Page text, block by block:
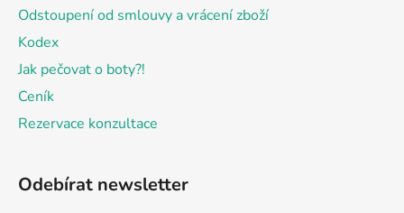
Odstoupení od smlouvy a vrácení zboží
Kodex
Jak pečovat o boty?!
Ceník
Rezervace konzultace
Odebírat newsletter